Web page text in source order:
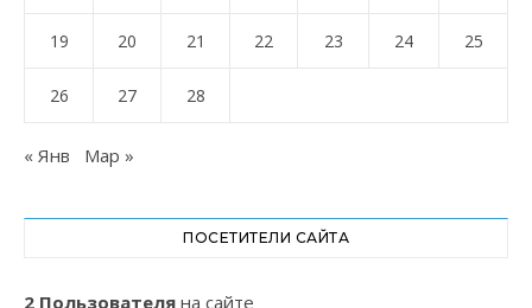
19 20 21 22 23 24 25
26 27 28
« Янв Мар »
ПОСЕТИТЕЛИ САЙТА
2 Пользователя на сайте